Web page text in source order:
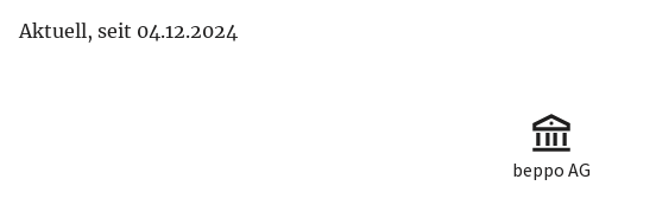
Aktuell, seit 04.12.2024
beppo AG